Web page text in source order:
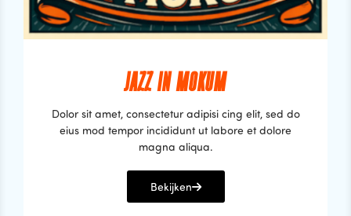
JAZZ IN MOKUM
Dolor sit amet, consectetur adipisi cing elit, sed do
eius mod tempor incididunt ut labore et dolore
magna aliqua.
Bekijken